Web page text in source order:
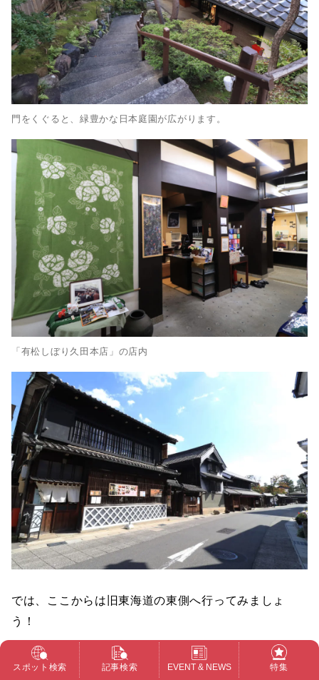
門をくぐると、緑豊かな日本庭園が広がります。
「有松しぼり久田本店」の店内
では、ここからは旧東海道の東側へ行ってみましょ
う！
中濱家住宅
スポット検索 記事検索 EVENT & NEWS 特集